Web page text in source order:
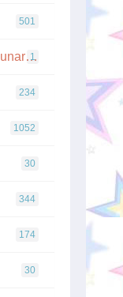
501
Молодежные, mezhdunarodnye
1
234
1052
30
344
174
30